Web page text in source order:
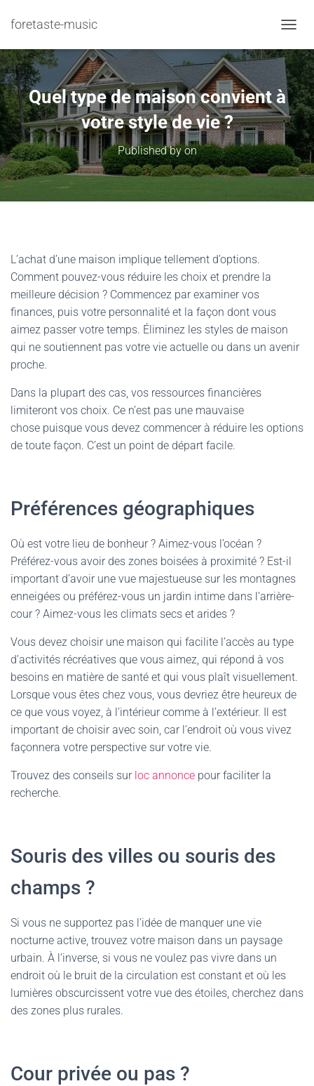
foretaste-music
Quel type de maison convient à
votre style de vie ?
Published byon
L’achat d’une maison implique tellement d’options.
Comment pouvez-vous réduire les choix et prendre la
meilleure décision ? Commencez par examiner vos
finances, puis votre personnalité et la façon dont vous
aimez passer votre temps. Éliminez les styles de maison
qui ne soutiennent pas votre vie actuelle ou dans un avenir
proche.
Dans la plupart des cas, vos ressources financières
limiteront vos choix. Ce n’est pas une mauvaise
chose puisque vous devez commencer à réduire les options
de toute façon. C’est un point de départ facile.
Préférences géographiques
Où est votre lieu de bonheur ? Aimez-vous l’océan ?
Préférez-vous avoir des zones boisées à proximité ? Est-il
important d’avoir une vue majestueuse sur les montagnes
enneigées ou préférez-vous un jardin intime dans l’arrière-
cour ? Aimez-vous les climats secs et arides ?
Vous devez choisir une maison qui facilite l’accès au type
d’activités récréatives que vous aimez, qui répond à vos
besoins en matière de santé et qui vous plaît visuellement.
Lorsque vous êtes chez vous, vous devriez être heureux de
ce que vous voyez, à l’intérieur comme à l’extérieur. Il est
important de choisir avec soin, car l’endroit où vous vivez
façonnera votre perspective sur votre vie.
Trouvez des conseils sur loc annonce pour faciliter la
recherche.
Souris des villes ou souris des
champs ?
Si vous ne supportez pas l’idée de manquer une vie
nocturne active, trouvez votre maison dans un paysage
urbain. À l’inverse, si vous ne voulez pas vivre dans un
endroit où le bruit de la circulation est constant et où les
lumières obscurcissent votre vue des étoiles, cherchez dans
des zones plus rurales.
Cour privée ou pas ?